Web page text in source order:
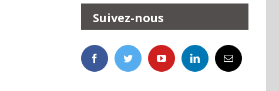
Suivez-nous